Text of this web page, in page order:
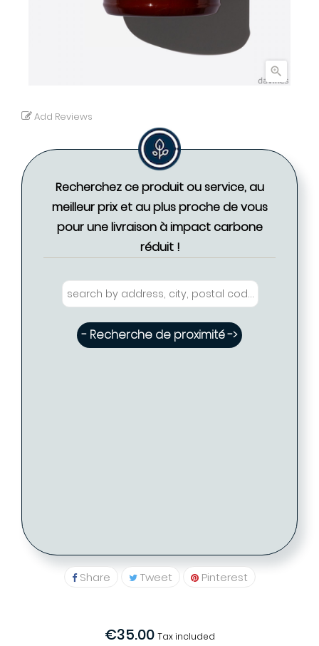

Add Reviews
Recherchez ce produit ou service, au
meilleur prix et au plus proche de vous
pour une livraison à impact carbone
réduit !
- Recherche de proximité ->
Share Tweet Pinterest
€35.00 Tax included